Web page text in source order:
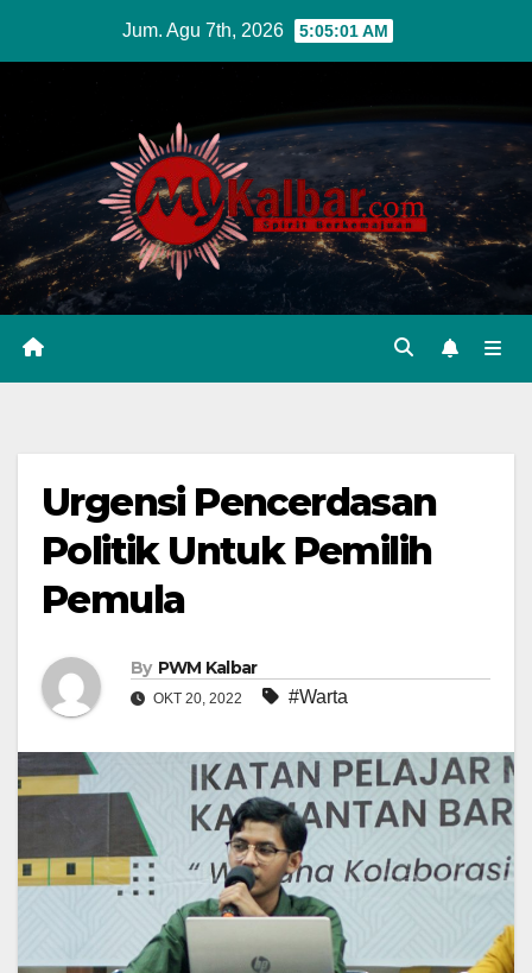
Jum. Agu 7th, 2026 5:05:03 AM
Urgensi Pencerdasan
Politik Untuk Pemilih
Pemula
By PWM Kalbar
OKT 20, 2022 #Warta